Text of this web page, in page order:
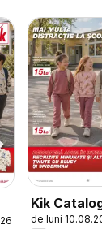
Kik
de luni